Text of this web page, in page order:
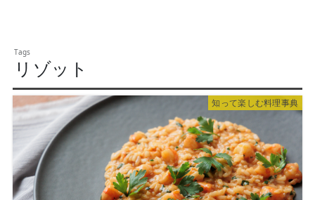
リゾット
知って楽しむ料理事典